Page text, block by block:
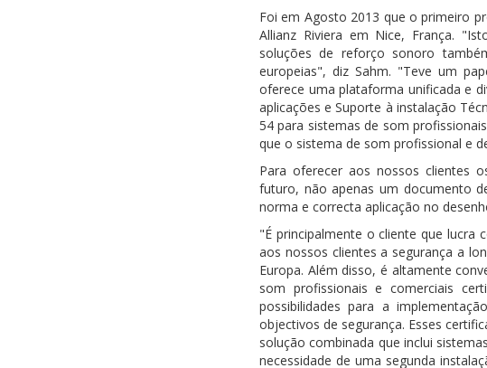
Foi em Agosto 2013 que o primeiro
Allianz Riviera em Nice, França.
soluções de reforço sonoro
europeias", diz Sahm. "Teve um
oferece uma plataforma unificada e
aplicações e Suporte à instalação
54 para sistemas de som
que o sistema de som profissional e
Para oferecer aos nossos clientes
futuro, não apenas um documento
norma e correcta aplicação no
"É principalmente o cliente que lucra
aos nossos clientes a segurança a
Europa. Além disso, é altamente
som profissionais e comerciais
possibilidades para a
objectivos de segurança. Esses
solução combinada que inclui
necessidade de uma segunda